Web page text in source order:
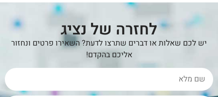
לחזרה של נציג
יש לכם שאלות או דברים שתרצו לדעת? השאירו פרטים ונחזור
אליכם בהקדם!